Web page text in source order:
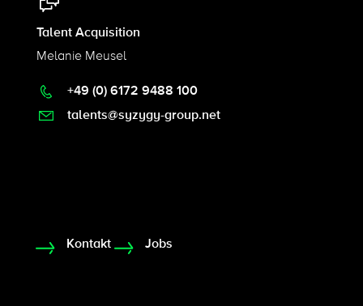
Talent Acquisition
Melanie Meusel
+49 (0) 6172 9488 100
talents@syzygy-group.net
Kontakt Jobs